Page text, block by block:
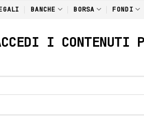
BANCHE BORSA FONDI
I CONTENUTI